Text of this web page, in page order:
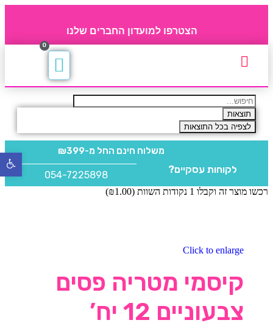
הצטרפו למועדון החברים שלנו
0
תוצאות
לצפיה בכל התוצאות
משלוח חינם החל מ-₪399
לקוחות עסקיים? 054-7225898
רכשו מוצר זה וקבלו 1 נקודות השוות ( ₪1.00
)
Click to enlarge
קיסמי מטריה פסים
צבעוניים 12 יח’
פתח